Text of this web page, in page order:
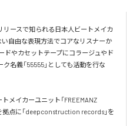
ースで知られる日本人ビートメイカ
い自由な表現方法でコアなリスナーか
ドやカセットテープにコラージュやド
名義「55555」としても活動を行な
トメイカーユニット「FREEMANZ
拠点に「deepconstruction records」を